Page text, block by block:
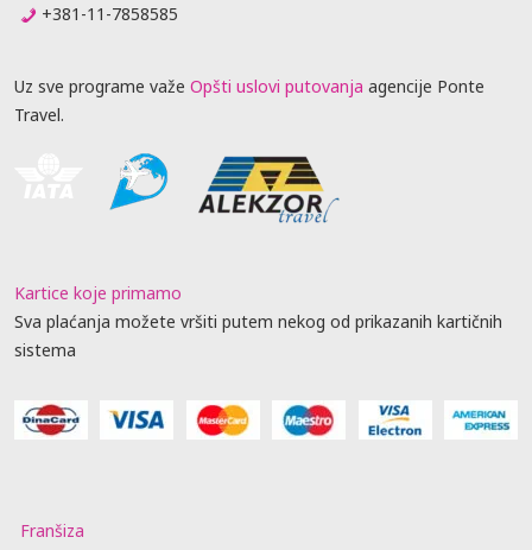
+381-11-7858585
Uz sve programe važe Opšti uslovi putovanja agencije Ponte
Travel.
Kartice koje primamo
Sva plaćanja možete vršiti putem nekog od prikazanih kartičnih
sistema
Franšiza